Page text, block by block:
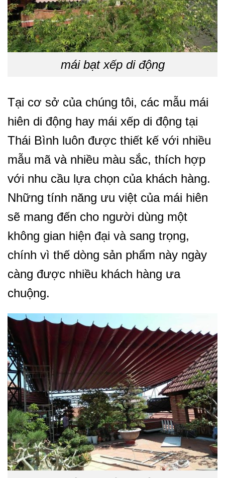
mái bạt xếp di động
Tại cơ sở của chúng tôi, các mẫu mái
hiên di động hay mái xếp di động tại
Thái Bình luôn được thiết kế với nhiều
mẫu mã và nhiều màu sắc, thích hợp
với nhu cầu lựa chọn của khách hàng.
Những tính năng ưu việt của mái hiên
sẽ mang đến cho người dùng một
không gian hiện đại và sang trọng,
chính vì thế dòng sản phẩm này ngày
càng được nhiều khách hàng ưa
chuộng.